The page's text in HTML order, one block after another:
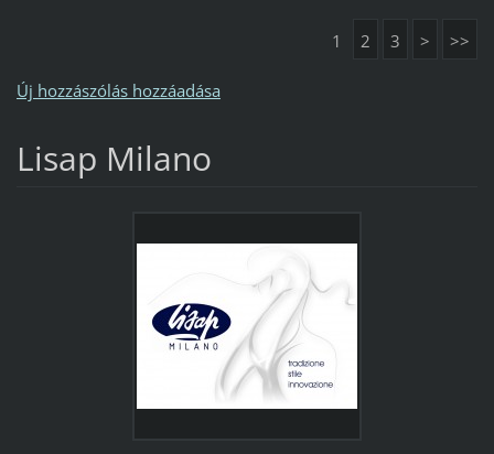
1 2 3 > >>
Új hozzászólás hozzáadása
Lisap Milano